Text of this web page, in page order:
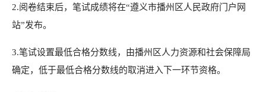
2.阅卷结束后，笔试成绩将在“遵义市播州区人民政府门户网
站”发布。
3.笔试设置最低合格分数线，由播州区人力资源和社会保障局
确定，低于最低合格分数线的取消进入下一环节资格。